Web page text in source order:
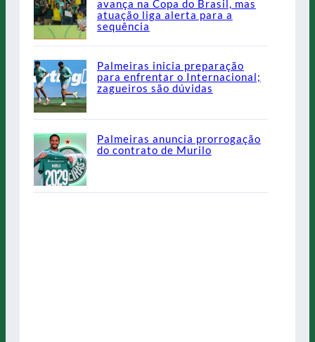
avança na Copa do Brasil, mas
atuação liga alerta para a
sequência
Palmeiras inicia preparação
para enfrentar o Internacional;
zagueiros são dúvidas
Palmeiras anuncia prorrogação
do contrato de Murilo